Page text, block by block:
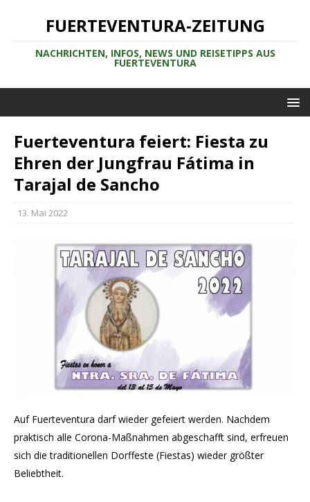
FUERTEVENTURA-ZEITUNG
NACHRICHTEN, INFOS, NEWS UND REISETIPPS AUS
FUERTEVENTURA
Fuerteventura feiert: Fiesta zu
Ehren der Jungfrau Fátima in
Tarajal de Sancho
13. Mai 2022
Auf Fuerteventura darf wieder gefeiert werden. Nachdem
praktisch alle Corona-Maßnahmen abgeschafft sind, erfreuen
sich die traditionellen Dorffeste (Fiestas) wieder größter
Beliebtheit.